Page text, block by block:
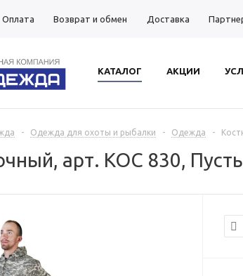
Оплата Возврат и обмен Доставка
КАТАЛОГ АКЦИИ
- Одежда для охоты и рыбалки - Одежда -
арт. КОС 830,